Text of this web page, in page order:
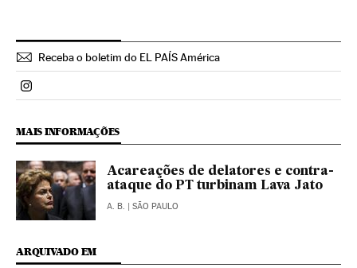
Receba o boletim do EL PAÍS América
Politica El País Brasil en Instagram
MAIS INFORMAÇÕES
Acareações de delatores e contra-
ataque do PT turbinam Lava Jato
A. B. | SÃO PAULO
ARQUIVADO EM